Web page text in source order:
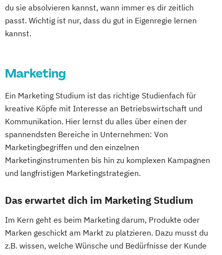
du sie absolvieren kannst, wann immer es dir zeitlich
passt. Wichtig ist nur, dass du gut in Eigenregie lernen
kannst.
Marketing
Ein Marketing Studium ist das richtige Studienfach für
kreative Köpfe mit Interesse an Betriebswirtschaft und
Kommunikation. Hier lernst du alles über einen der
spannendsten Bereiche in Unternehmen: Von
Marketingbegriffen und den einzelnen
Marketinginstrumenten bis hin zu komplexen Kampagnen
und langfristigen Marketingstrategien.
Das erwartet dich im Marketing Studium
Im Kern geht es beim Marketing darum, Produkte oder
Marken geschickt am Markt zu platzieren. Dazu musst du
z.B. wissen, welche Wünsche und Bedürfnisse der Kunde